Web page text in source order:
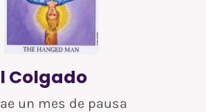
Colgado
un mes de pausa